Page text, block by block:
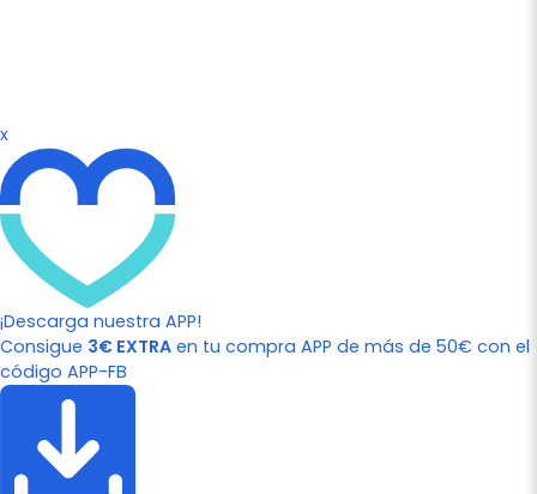
x
¡Descarga nuestra APP!
Consigue 3€ EXTRA en tu compra APP de más de 50€ con el
código APP-FB